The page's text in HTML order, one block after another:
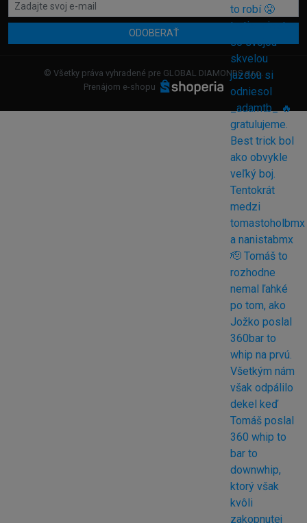
ODOBERAŤ
© Všetky práva vyhradené pre GLOBAL DIAMONDS s.r.o.
Prenájom e-shopu